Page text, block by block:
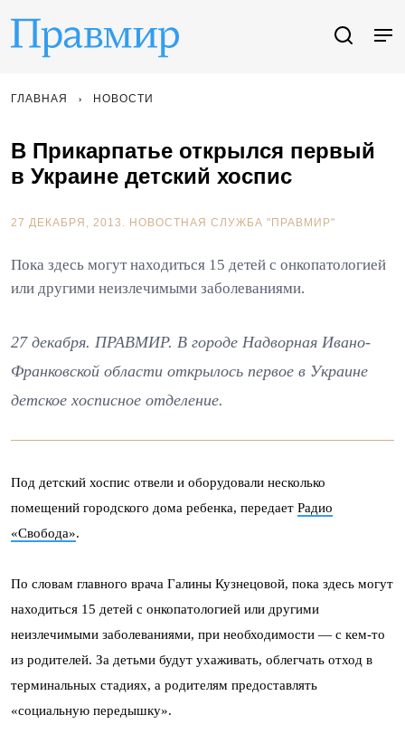
ГЛАВНАЯ НОВОСТИ
В Прикарпатье открылся первый
в Украине детский хоспис
27 ДЕКАБРЯ, 2013. НОВОСТНАЯ СЛУЖБА "ПРАВМИР"
Пока здесь могут находиться 15 детей с онкопатологией
или другими неизлечимыми заболеваниями.
27 декабря. ПРАВМИР. В городе Надворная Ивано-
Франковской области открылось первое в Украине
детское хосписное отделение.
Под детский хоспис отвели и оборудовали несколько
помещений городского дома ребенка, передает Радио
«Свобода».
По словам главного врача Галины Кузнецовой, пока здесь могут
находиться 15 детей с онкопатологией или другими
неизлечимыми заболеваниями, при необходимости — с кем-то
из родителей. За детьми будут ухаживать, облегчать отход в
терминальных стадиях, а родителям предоставлять
«социальную передышку».